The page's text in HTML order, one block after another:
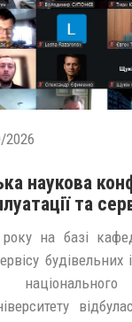
2026
наукова
та
на базі